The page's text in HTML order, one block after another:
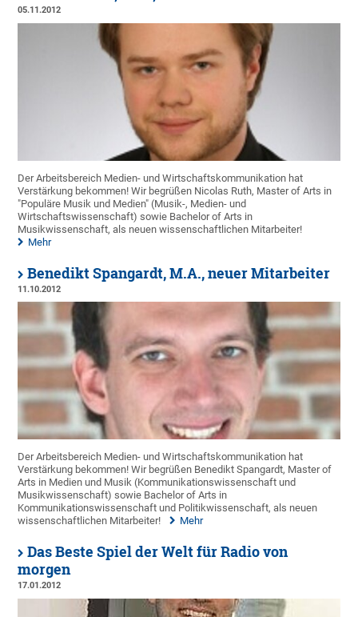
05.11.2012
Der Arbeitsbereich Medien- und Wirtschaftskommunikation hat
Verstärkung bekommen! Wir begrüßen Nicolas Ruth, Master of Arts in
"Populäre Musik und Medien" (Musik-, Medien- und
Wirtschaftswissenschaft) sowie Bachelor of Arts in
Musikwissenschaft, als neuen wissenschaftlichen Mitarbeiter!
Mehr
Benedikt Spangardt, M.A., neuer Mitarbeiter
11.10.2012
Der Arbeitsbereich Medien- und Wirtschaftskommunikation hat
Verstärkung bekommen! Wir begrüßen Benedikt Spangardt, Master of
Arts in Medien und Musik (Kommunikationswissenschaft und
Musikwissenschaft) sowie Bachelor of Arts in
Kommunikationswissenschaft und Politikwissenschaft, als neuen
wissenschaftlichen Mitarbeiter!
Mehr
Das Beste Spiel der Welt für Radio von
morgen
17.01.2012